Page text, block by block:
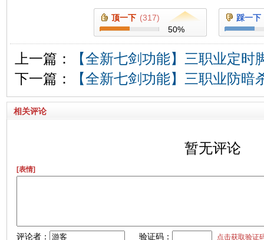
顶一下 (317)
50%
踩一下
上一篇：
【全新七剑功能】三职业定时
下一篇：
【全新七剑功能】三职业防暗
相关评论
暂无评论
[表情]
评论者： 验证码： 点击获取验证